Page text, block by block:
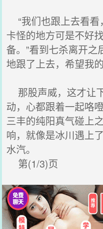
“我们也跟上去看看
卡怪的地方可是不好
备。”看到七杀离开
地跟了上去，希望我
那股声威，这才让
动，心都跟着一起咯
三丰的纯阳真气碰上
响，就像是冰川遇上
水汽。
第(1/3)页